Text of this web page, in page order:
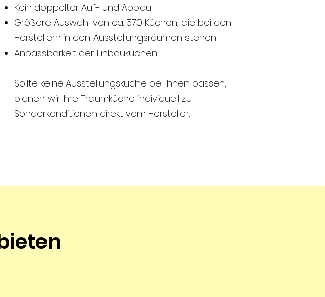
Kein doppelter Auf- und Abbau
Größere Auswahl von ca. 570 Küchen, die bei den
Herstellern in den Ausstellungsräumen stehen
Anpassbarkeit der Einbauküchen
Sollte keine Ausstellungsküche bei Ihnen passen,
planen wir Ihre Traumküche individuell zu
Sonderkonditionen direkt vom Hersteller.